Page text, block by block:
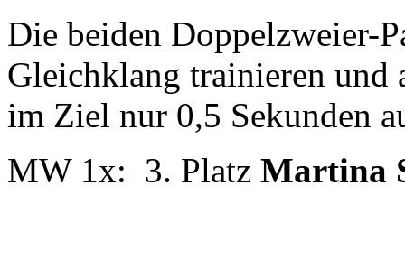
Die beiden Doppelzweier-
Gleichklang trainieren und
im Ziel nur 0,5 Sekunden
MW 1x: 3. Platz Martina